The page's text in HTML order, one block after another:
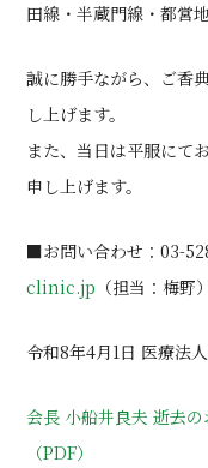
田線・半蔵門線・都営
誠に勝手ながら、ご香
し上げます。
また、当日は平服にて
申し上げます。
■お問い合わせ：03-
clinic.jp （担当：梅野）
令和8年4月1日 医療法
会長 小船井良夫 逝去
（PDF）